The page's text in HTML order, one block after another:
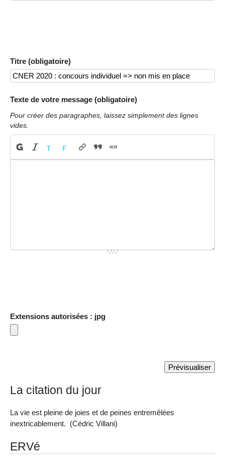
Titre (obligatoire)
Texte de votre message (obligatoire)
Pour créer des paragraphes, laissez simplement des lignes
vides.
Extensions autorisées : jpg
La citation du jour
La vie est pleine de joies et de peines entremêlées
inextricablement. (Cédric Villani)
ERVé